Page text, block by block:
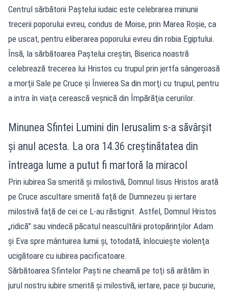
Centrul sărbătorii Paştelui iudaic este celebrarea minunii
trecerii poporului evreu, condus de Moise, prin Marea Roșie, ca
pe uscat, pentru eliberarea poporului evreu din robia Egiptului.
Însă, la sărbătoarea Paştelui creştin, Biserica noastră
celebrează trecerea lui Hristos cu trupul prin jertfa sângeroasă
a morţii Sale pe Cruce şi Învierea Sa din morţi cu trupul, pentru
a intra în viaţa cerească veşnică din Împărăţia cerurilor.
Minunea Sfintei Lumini din Ierusalim s-a săvârșit
și anul acesta. La ora 14.36 creștinătatea din
întreaga lume a putut fi martoră la miracol
Prin iubirea Sa smerită şi milostivă, Domnul Iisus Hristos arată
pe Cruce ascultare smerită faţă de Dumnezeu şi iertare
milostivă faţă de cei ce L-au răstignit. Astfel, Domnul Hristos
„ridică” sau vindecă păcatul neascultării protopărinţilor Adam
şi Eva spre mântuirea lumii şi, totodată, înlocuieşte violenţa
ucigătoare cu iubirea pacificatoare.
Sărbătoarea Sfintelor Paşti ne cheamă pe toţi să arătăm în
jurul nostru iubire smerită şi milostivă, iertare, pace şi bucurie,